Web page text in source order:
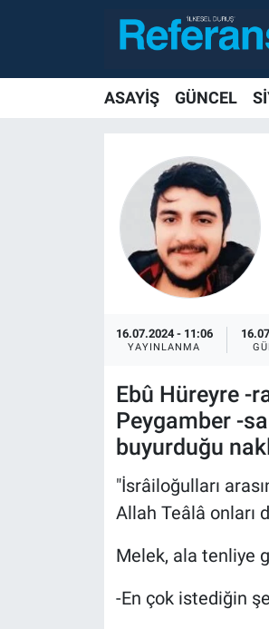
ASAYİŞ GÜNCEL
16.07.2024 - 11:06
YAYINLANMA
Ebû Hüreyre -
Peygamber -
buyurduğu
"İsrâiloğulları
Allah Teâlâ onları
Melek, ala tenliye
-En çok istediğin